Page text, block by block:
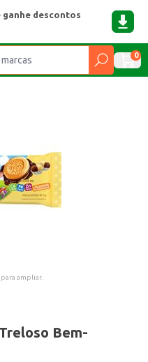
ganhe descontos
0
ampliar.
Bem-